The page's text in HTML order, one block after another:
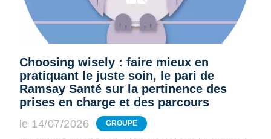
Choosing wisely : faire mieux en
pratiquant le juste soin, le pari de
Ramsay Santé sur la pertinence des
prises en charge et des parcours
le 14/07/2026 GROUPE